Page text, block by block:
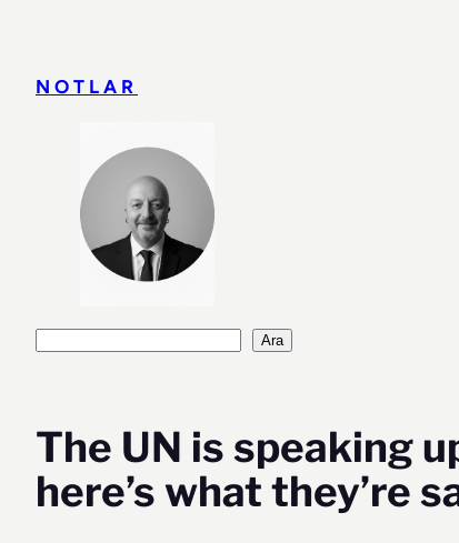
NOTLAR
Ara Ara
The UN is speaking
here’s what they’re